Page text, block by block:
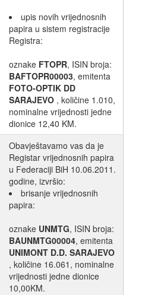
upis novih vrijednosnih
papira u sistem registracije
Registra:
oznake FTOPR, ISIN broja:
BAFTOPR00003, emitenta
FOTO-OPTIK DD
SARAJEVO , količine 1.010,
nominalne vrijednosti jedne
dionice 12,40 KM.
Obavještavamo vas da je
Registar vrijednosnih papira
u Federaciji BiH 10.06.2011.
godine, izvršio:
brisanje vrijednosnih
papira:
oznake UNMTG, ISIN broja:
BAUNMTG00004, emitenta
UNIMONT D.D. SARAJEVO
, količine 16.061, nominalne
vrijednosti jedne dionice
10,00KM.